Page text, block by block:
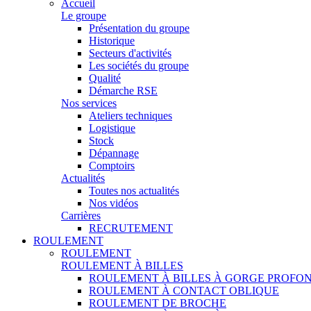
Accueil
Le groupe
Présentation du groupe
Historique
Secteurs d'activités
Les sociétés du groupe
Qualité
Démarche RSE
Nos services
Ateliers techniques
Logistique
Stock
Dépannage
Comptoirs
Actualités
Toutes nos actualités
Nos vidéos
Carrières
RECRUTEMENT
ROULEMENT
ROULEMENT
ROULEMENT À BILLES
ROULEMENT À BILLES À GORGE
ROULEMENT À CONTACT OBLIQUE
ROULEMENT DE BROCHE